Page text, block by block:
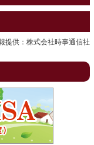
提供：株式会社時事通信社